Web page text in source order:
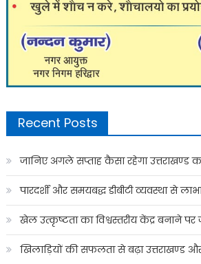
Recent Posts
जानिए अगले सप्ताह कैसा रहेगा उत्तराखण्ड
पारदर्शी और समयबद्ध डीबीटी व्यवस्था से
खेल उत्कृष्टता का विश्वस्तरीय केंद्र बनाने पर
खिलाड़ियों की सफलता से बढ़ा उत्तराखण्ड